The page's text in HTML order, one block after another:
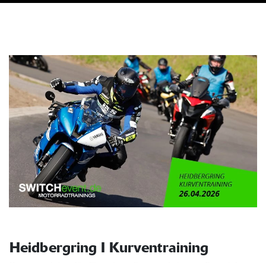
Heidbergring I Kurventraining